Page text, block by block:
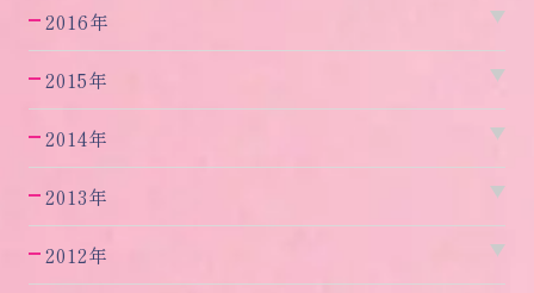
2016年
2015年
2014年
2013年
2012年